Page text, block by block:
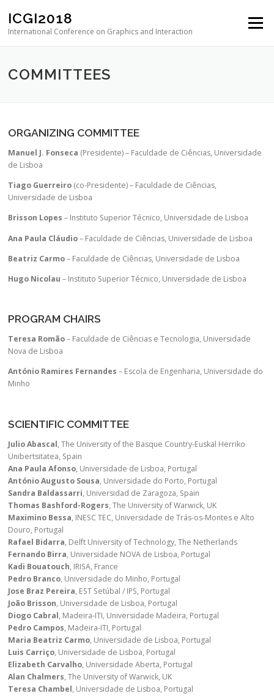
ICGI2018
International Conference on Graphics and Interaction
Menu
COMMITTEES
ORGANIZING COMMITTEE
Manuel J. Fonseca (Presidente) – Faculdade de Ciências, Universidade
de Lisboa
Tiago Guerreiro (co-Presidente) – Faculdade de Ciências,
Universidade de Lisboa
Brisson Lopes – Instituto Superior Técnico, Universidade de Lisboa
Ana Paula Cláudio– Faculdade de Ciências, Universidade de Lisboa
Beatriz Carmo– Faculdade de Ciências, Universidade de Lisboa
Hugo Nicolau – Instituto Superior Técnico, Universidade de Lisboa
PROGRAM CHAIRS
Teresa Romão– Faculdade de Ciências e Tecnologia, Universidade
Nova de Lisboa
António Ramires Fernandes – Escola de Engenharia, Universidade do
Minho
SCIENTIFIC COMMITTEE
Julio Abascal, The University of the Basque Country-Euskal Herriko
Unibertsitatea, Spain
Ana Paula Afonso, Universidade de Lisboa, Portugal
António Augusto Sousa, Universidade do Porto, Portugal
Sandra Baldassarri, Universidad de Zaragoza, Spain
Thomas Bashford-Rogers, The University of Warwick, UK
Maximino Bessa, INESC TEC, Universidade de Trás-os-Montes e Alto
Douro, Portugal
Rafael Bidarra, Delft University of Technology, The Netherlands
Fernando Birra, Universidade NOVA de Lisboa, Portugal
Kadi Bouatouch, IRISA, France
Pedro Branco, Universidade do Minho, Portugal
Jose Braz Pereira, EST Setúbal / IPS, Portugal
João Brisson, Universidade de Lisboa, Portugal
Diogo Cabral, Madeira-ITI, Universidade Madeira, Portugal
Pedro Campos, Madeira-ITI, Portugal
Maria Beatriz Carmo, Universidade de Lisboa, Portugal
Luis Carriço, Universidade de Lisboa, Portugal
Elizabeth Carvalho, Universidade Aberta, Portugal
Alan Chalmers, The University of Warwick, UK
Teresa Chambel, Universidade de Lisboa, Portugal